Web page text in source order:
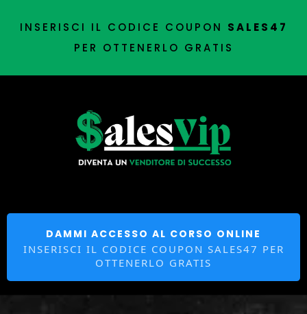
INSERISCI IL CODICE COUPON SALES47
PER OTTENERLO GRATIS
DAMMI ACCESSO AL CORSO ONLINE
INSERISCI IL CODICE COUPON SALES47 PER
OTTENERLO GRATIS